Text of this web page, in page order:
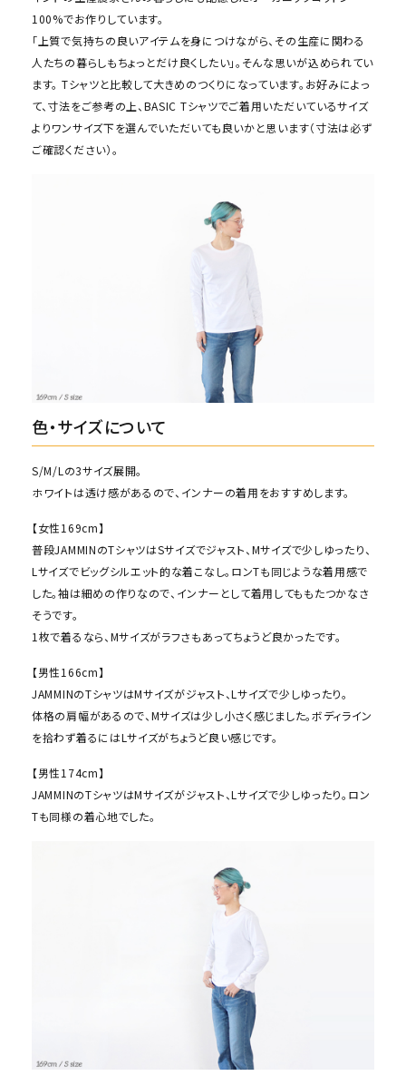
100%でお作りしています。
「上質で気持ちの良いアイテムを身につけながら、その生産に関わる
人たちの暮らしもちょっとだけ良くしたい」。そんな思いが込められてい
ます。 Tシャツと比較して大きめのつくりになっています。お好みによっ
て、寸法をご参考の上、BASIC Tシャツでご着用いただいているサイズ
よりワンサイズ下を選んでいただいても良いかと思います（寸法は必ず
ご確認ください）。
色・サイズについて
S/M/Lの3サイズ展開。
ホワイトは透け感があるので、インナーの着用をおすすめします。
【女性169cm】
普段JAMMINのTシャツはSサイズでジャスト、Mサイズで少しゆったり、
Lサイズでビッグシルエット的な着こなし。ロンTも同じような着用感で
した。袖は細めの作りなので、インナーとして着用してももたつかなさ
そうです。
1枚で着るなら、Mサイズがラフさもあってちょうど良かったです。
【男性166cm】
JAMMINのTシャツはMサイズがジャスト、Lサイズで少しゆったり。
体格の肩幅があるので、Mサイズは少し小さく感じました。ボディライン
を拾わず着るにはLサイズがちょうど良い感じです。
【男性174cm】
JAMMINのTシャツはMサイズがジャスト、Lサイズで少しゆったり。ロン
Tも同様の着心地でした。